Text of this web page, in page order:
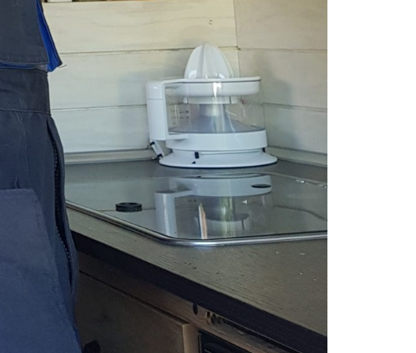
Sélectionnez une durée
Valider